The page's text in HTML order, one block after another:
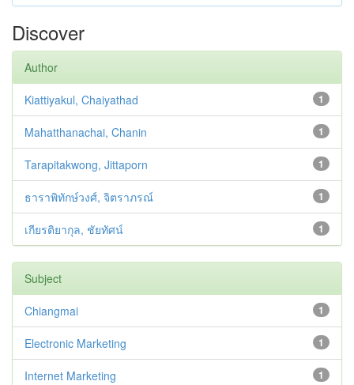
Discover
Author
1
Kiattiyakul, Chaiyathad
1
Mahatthanachai, Chanin
1
Tarapitakwong, Jittaporn
1
ธาราพิทักษ์วงศ์, จิตราภรณ์
1
เกียรติยากุล, ชัยทัศน์
Subject
1
Chiangmai
1
Electronic Marketing
1
Internet Marketing